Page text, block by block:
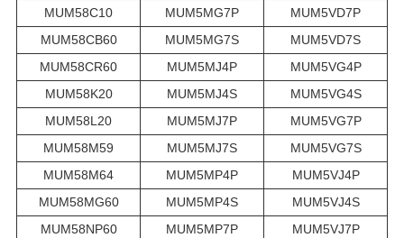
MUM58C10
MUM5MG7P
MUM5VD7P
MUM58CB60
MUM5MG7S
MUM5VD7S
MUM58CR60
MUM5MJ4P
MUM5VG4P
MUM58K20
MUM5MJ4S
MUM5VG4S
MUM58L20
MUM5MJ7P
MUM5VG7P
MUM58M59
MUM5MJ7S
MUM5VG7S
MUM58M64
MUM5MP4P
MUM5VJ4P
MUM58MG60
MUM5MP4S
MUM5VJ4S
MUM58NP60
MUM5MP7P
MUM5VJ7P